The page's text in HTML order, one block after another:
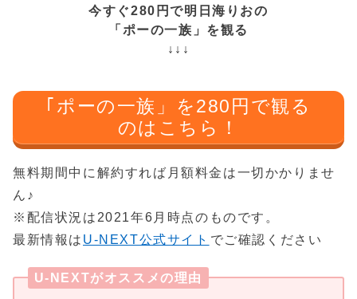
今すぐ280円で明日海りおの
「ポーの一族」を観る
↓↓↓
｢ポーの一族」を280円で観る
のはこちら！
無料期間中に解約すれば月額料金は一切かかりませ
ん♪
※配信状況は2021年6月時点のものです。
最新情報は U-NEXT公式サイト でご確認ください
U-NEXTがオススメの理由